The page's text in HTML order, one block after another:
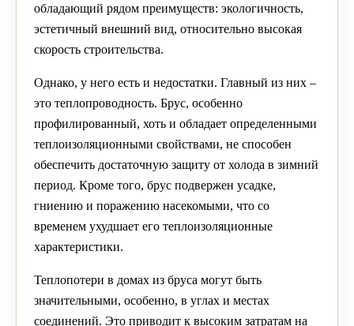
обладающий рядом преимуществ: экологичность,
эстетичный внешний вид, относительно высокая
скорость строительства.
Однако, у него есть и недостатки. Главный из них –
это теплопроводность. Брус, особенно
профилированный, хоть и обладает определенными
теплоизоляционными свойствами, не способен
обеспечить достаточную защиту от холода в зимний
период. Кроме того, брус подвержен усадке,
гниению и поражению насекомыми, что со
временем ухудшает его теплоизоляционные
характеристики.
Теплопотери в домах из бруса могут быть
значительными, особенно, в углах и местах
соединений. Это приводит к высоким затратам на